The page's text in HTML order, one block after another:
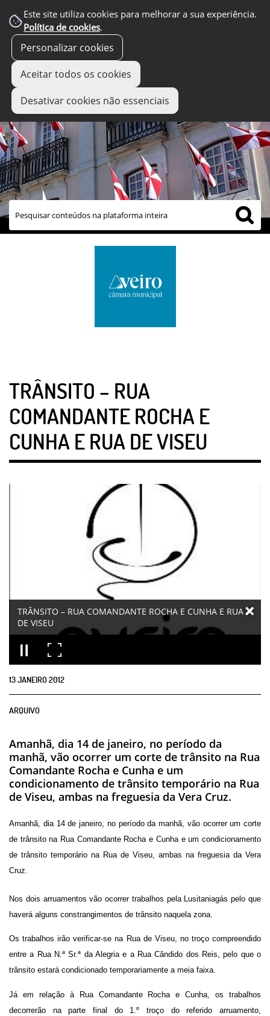
Este site utiliza cookies para melhorar a sua experiência.
Política de cookies.
Personalizar cookies
Aceitar todos os cookies
Desativar cookies não essenciais
links úteis
TRÂNSITO – RUA
COMANDANTE ROCHA E
CUNHA E RUA DE VISEU
TRÂNSITO – RUA COMANDANTE ROCHA E CUNHA E RUA
DE VISEU
13JANEIRO2012
ARQUIVO
Amanhã, dia 14 de janeiro, no período da
manhã, vão ocorrer um corte de trânsito na Rua
Comandante Rocha e Cunha e um
condicionamento de trânsito temporário na Rua
de Viseu, ambas na freguesia da Vera Cruz.
Amanhã, dia 14 de janeiro, no período da manhã, vão ocorrer um corte
de trânsito na Rua Comandante Rocha e Cunha e um condicionamento
de trânsito temporário na Rua de Viseu, ambas na freguesia da Vera
Cruz.
Nos dois arruamentos vão ocorrer trabalhos pela Lusitaniagás pelo que
haverá alguns constrangimentos de trânsito naquela zona.
Os trabalhos irão verificar-se na Rua de Viseu, no troço compreendido
entre a Rua N.ª Sr.ª da Alegria e a Rua Cândido dos Reis, pelo que o
trânsito estará condicionado temporariamente a meia faixa.
Já em relação à Rua Comandante Rocha e Cunha, os trabalhos
decorrerão na parte final do 1.º troço do referido arruamento,